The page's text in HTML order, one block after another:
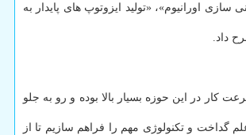
اورانیوم»، «تولید ایزوتوپ های پایدار به
در این حوزه بسیار بالا بوده و رو به جلو
گداخت و تکنولوژی مهم را فراهم سازیم تا از